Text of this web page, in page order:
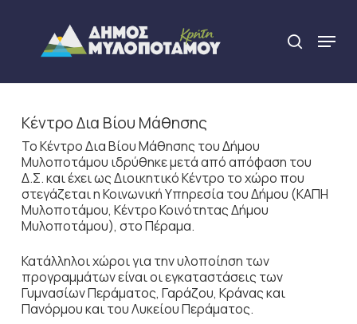
content
search
Menu
Κέντρο Δια Βίου Μάθησης
Το Κέντρο Δια Βίου Μάθησης του Δήμου
Μυλοποτάμου ιδρύθηκε μετά από απόφαση του
Δ.Σ. και έχει ως Διοικητικό Κέντρο το χώρο που
στεγάζεται η Κοινωνική Υπηρεσία του Δήμου (ΚΑΠΗ
Μυλοποτάμου, Κέντρο Κοινότητας Δήμου
Μυλοποτάμου), στο Πέραμα.
Κατάλληλοι χώροι για την υλοποίηση των
προγραμμάτων είναι οι εγκαταστάσεις των
Γυμνασίων Περάματος, Γαράζου, Κράνας και
Πανόρμου και του Λυκείου Περάματος.
Close